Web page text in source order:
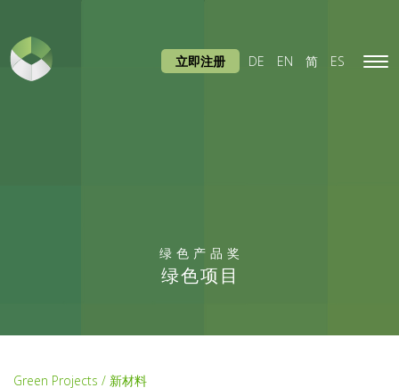
绿色产品奖
绿色项目
立即注册 DE EN 简 ES
Green Projects / 新材料